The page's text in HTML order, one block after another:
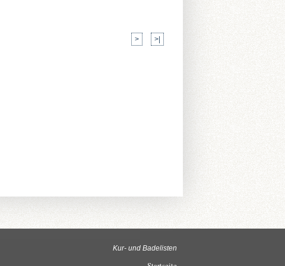
> >|
Kur- und Badelisten